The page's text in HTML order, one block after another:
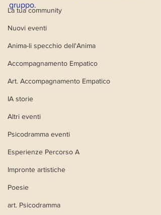
La tua community
Nuovi eventi
Anima-li specchio dell'Anima
Accompagnamento Empatico
Art. Accompagnamento Empatico
IA storie
Altri eventi
Psicodramma eventi
Esperienze Percorso A
Impronte artistiche
Poesie
art. Psicodramma
gruppo.